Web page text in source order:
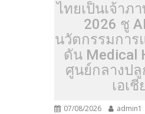
ไทยเป็นเจ้าภ
2026 ชู
นวัตกรรมการ
ดัน Medical
ศูนย์กลางป
เอเชี
07/08/2026 admin1